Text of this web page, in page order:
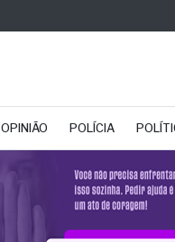
OPINIÃO POLÍCIA